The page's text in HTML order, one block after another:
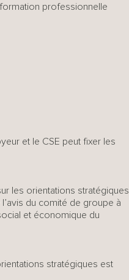
professionnelle
et le CSE peut fixer les
les orientations stratégiques
du comité de groupe à
et économique du
stratégiques est